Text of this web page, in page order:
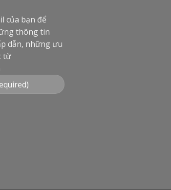
của bạn để
thông tin
dẫn, những ưu
từ